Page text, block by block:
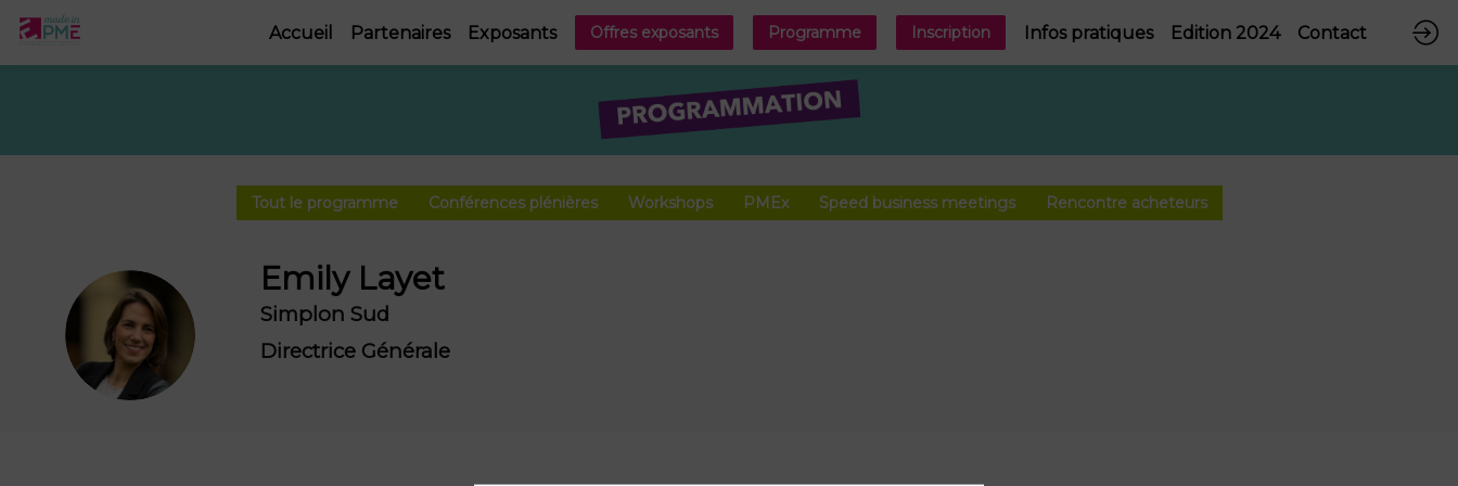
Accueil Partenaires Exposants Offres exposants Programme Inscription Infos pratiques Edition 2024 Contact
Tout le programme Conférences plénières Workshops PMEx Speed business meetings Rencontre acheteurs
EL
Emily Layet
Simplon Sud
Directrice Générale